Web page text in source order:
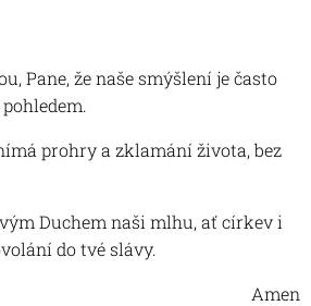
Pane, že naše smýšlení je často
prohry a zklamání života, bez
Duchem naši mlhu, ať církev i
do tvé slávy.
Amen